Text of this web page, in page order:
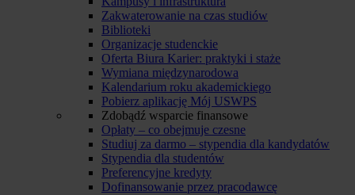
Zakwaterowanie na czas studiów
Biblioteki
Organizacje studenckie
Oferta Biura Karier: praktyki i staże
Wymiana międzynarodowa
Kalendarium roku akademickiego
Pobierz aplikację Mój USWPS
Zdobądź wsparcie finansowe
Opłaty – co obejmuje czesne
Studiuj za darmo – stypendia dla kandydatów
Stypendia dla studentów
Preferencyjne kredyty
Dofinansowanie przez pracodawcę